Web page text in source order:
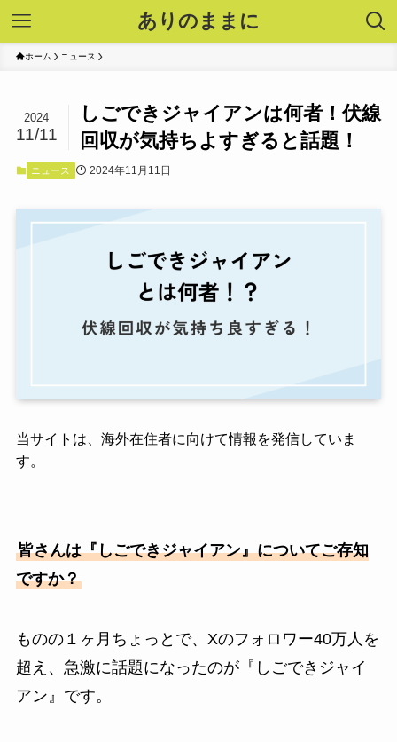
ありのままに
ホーム ニュース
しごできジャイアンは何者！伏線
回収が気持ちよすぎると話題！
2024
11/11
ニュース 2024年11月11日
当サイトは、海外在住者に向けて情報を発信していま
す。
皆さんは『しごできジャイアン』についてご存知
ですか？
ものの１ヶ月ちょっとで、Xのフォロワー40万人を
超え、急激に話題になったのが『しごできジャイ
アン』です。